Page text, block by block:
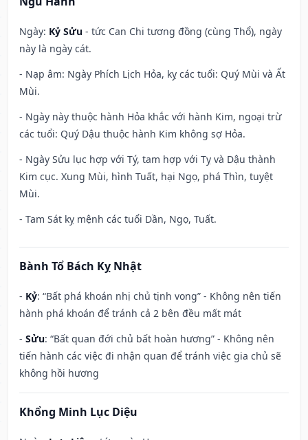
Ngày: Kỷ Sửu - tức Can Chi tương đồng (cùng Thổ), ngày
này là ngày cát.
- Nạp âm: Ngày Phích Lịch Hỏa, kỵ các tuổi: Quý Mùi và Ất
Mùi.
- Ngày này thuộc hành Hỏa khắc với hành Kim, ngoại trừ
các tuổi: Quý Dậu thuộc hành Kim không sợ Hỏa.
- Ngày Sửu lục hợp với Tý, tam hợp với Tỵ và Dậu thành
Kim cục. Xung Mùi, hình Tuất, hại Ngọ, phá Thìn, tuyệt
Mùi.
- Tam Sát kỵ mệnh các tuổi Dần, Ngọ, Tuất.
Bành Tổ Bách Kỵ Nhật
- Kỷ: “Bất phá khoán nhị chủ tịnh vong” - Không nên tiến
hành phá khoán để tránh cả 2 bên đều mất mát
- Sửu: “Bất quan đới chủ bất hoàn hương” - Không nên
tiến hành các việc đi nhận quan để tránh việc gia chủ sẽ
không hồi hương
Khổng Minh Lục Diệu